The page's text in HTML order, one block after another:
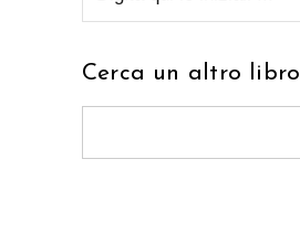
Cerca un altro libro